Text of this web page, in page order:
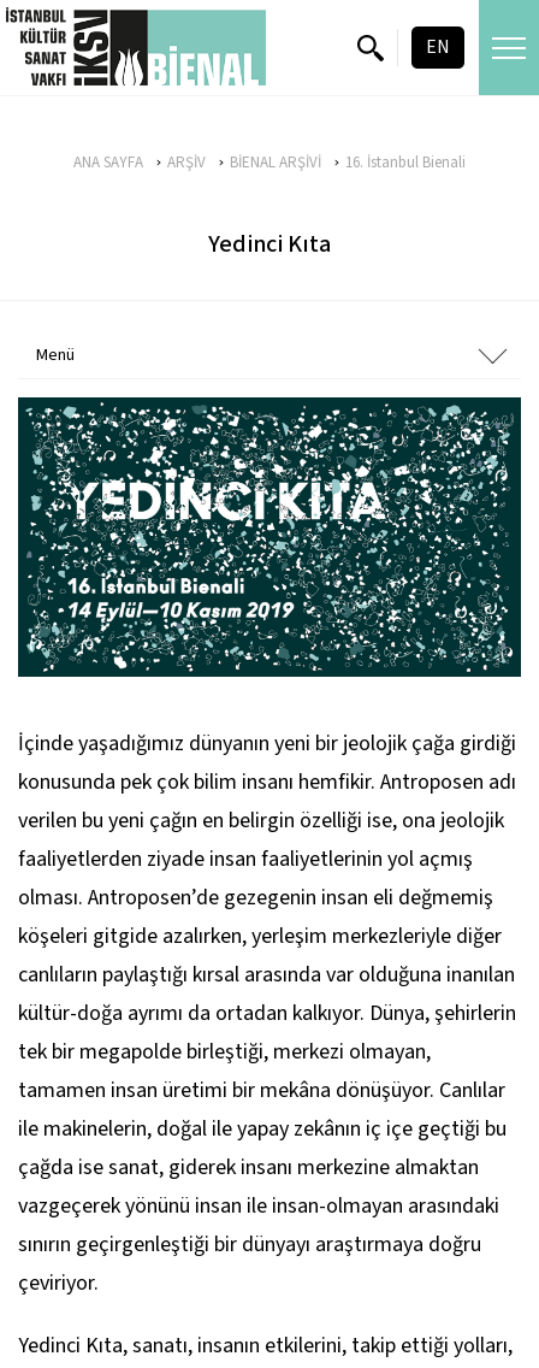
skip content
EN
ANA SAYFA ARŞİV BİENAL ARŞİVİ 16. İstanbul Bienali
Yedinci Kıta
Menü
İçinde yaşadığımız dünyanın yeni bir jeolojik çağa girdiği
konusunda pek çok bilim insanı hemfikir. Antroposen adı
verilen bu yeni çağın en belirgin özelliği ise, ona jeolojik
faaliyetlerden ziyade insan faaliyetlerinin yol açmış
olması. Antroposen’de gezegenin insan eli değmemiş
köşeleri gitgide azalırken, yerleşim merkezleriyle diğer
canlıların paylaştığı kırsal arasında var olduğuna inanılan
kültür-doğa ayrımı da ortadan kalkıyor. Dünya, şehirlerin
tek bir megapolde birleştiği, merkezi olmayan,
tamamen insan üretimi bir mekâna dönüşüyor. Canlılar
ile makinelerin, doğal ile yapay zekânın iç içe geçtiği bu
çağda ise sanat, giderek insanı merkezine almaktan
vazgeçerek yönünü insan ile insan-olmayan arasındaki
sınırın geçirgenleştiği bir dünyayı araştırmaya doğru
çeviriyor.
Yedinci Kıta,sanatı, insanın etkilerini, takip ettiği yolları,